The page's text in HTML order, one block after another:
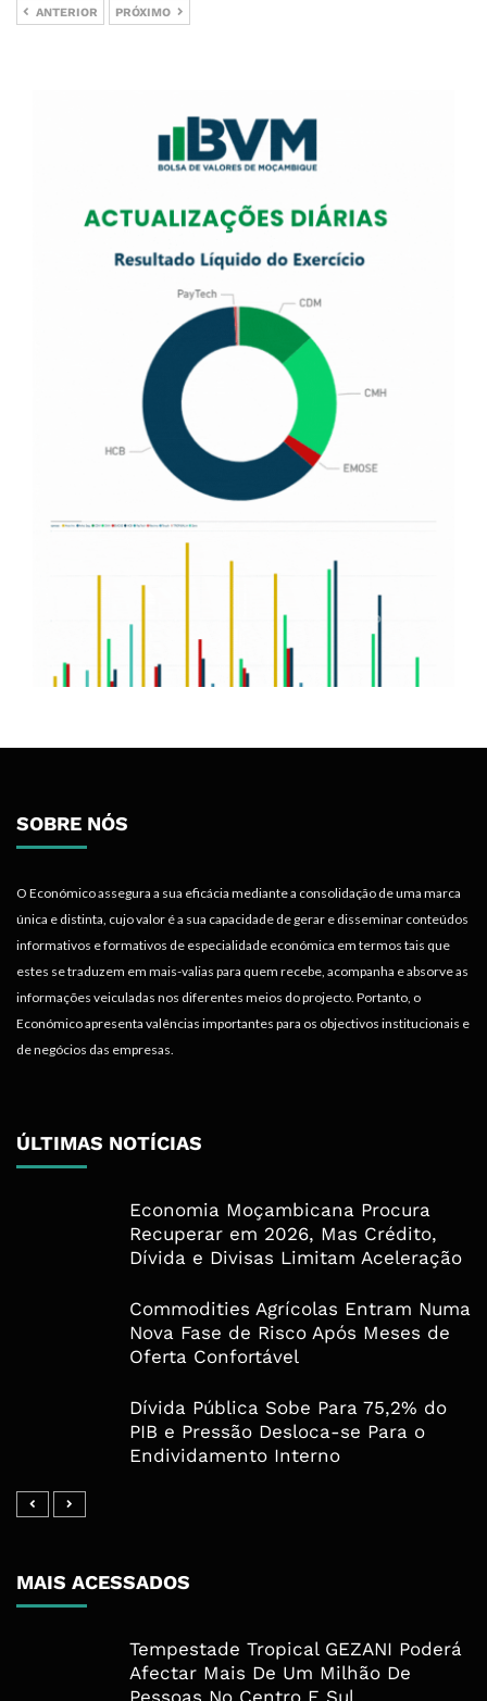
ANTERIOR PRÓXIMO
SOBRE NÓS
O Económico assegura a sua eficácia mediante a consolidação de uma marca
única e distinta, cujo valor é a sua capacidade de gerar e disseminar conteúdos
informativos e formativos de especialidade económica em termos tais que
estes se traduzem em mais-valias para quem recebe, acompanha e absorve as
informações veiculadas nos diferentes meios do projecto. Portanto, o
Económico apresenta valências importantes para os objectivos institucionais e
de negócios das empresas.
ÚLTIMAS NOTÍCIAS
Economia Moçambicana Procura
Recuperar em 2026, Mas Crédito,
Dívida e Divisas Limitam Aceleração
Commodities Agrícolas Entram Numa
Nova Fase de Risco Após Meses de
Oferta Confortável
Dívida Pública Sobe Para 75,2% do
PIB e Pressão Desloca-se Para o
Endividamento Interno
MAIS ACESSADOS
Tempestade Tropical GEZANI Poderá
Afectar Mais De Um Milhão De
Pessoas No Centro E Sul ...